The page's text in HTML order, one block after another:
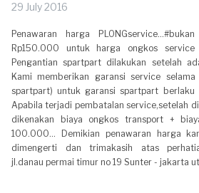
29 July 2016
Penawaran harga
Rp150.000 untuk harga ongkos
Pengantian spartpart dilakukan setelah
Kami memberikan garansi service
spartpart) untuk garansi spartpart berlaku
Apabila terjadi pembatalan service,setelah
dikenakan biaya ongkos transport +
100.000... Demikian penawaran harga
dimengerti dan trimakasih atas
jl.danau permai timur no 19 Sunter - jakarta